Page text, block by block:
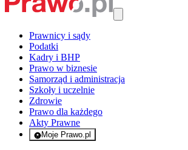
Prawnicy i sądy
Podatki
Kadry i BHP
Prawo w biznesie
Samorząd i administracja
Szkoły i uczelnie
Zdrowie
Prawo dla każdego
Akty Prawne
Moje Prawo.pl
- rejestracja i logowanie do serwisu